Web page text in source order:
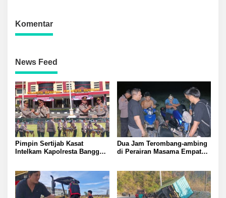
Komentar
News Feed
Pimpin Sertijab Kasat
Intelkam Kapolresta Banggai
Profesional Responsif dalam
Perkuat Kamtibmas
Dua Jam Terombang-ambing
di Perairan Masama Empat